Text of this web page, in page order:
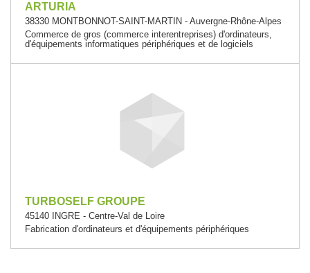
ARTURIA
38330 MONTBONNOT-SAINT-MARTIN - Auvergne-Rhône-Alpes
Commerce de gros (commerce interentreprises) d'ordinateurs,
d'équipements informatiques périphériques et de logiciels
TURBOSELF GROUPE
45140 INGRE - Centre-Val de Loire
Fabrication d'ordinateurs et d'équipements périphériques